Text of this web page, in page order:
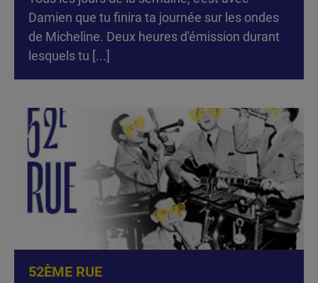
Damien que tu finira ta journée sur les ondes
de Micheline. Deux heures d'émission durant
lesquels tu [...]
52ÈME RUE